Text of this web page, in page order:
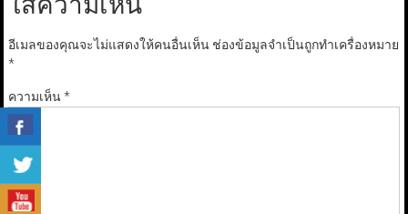
อีเมลของคุณจะไม่แสดงให้คนอื่นเห็น ช่องข้อมูลจำเป็นถูกทำเครื่องหมาย
*
ความเห็น*